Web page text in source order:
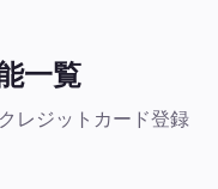
一覧
レジットカード登録